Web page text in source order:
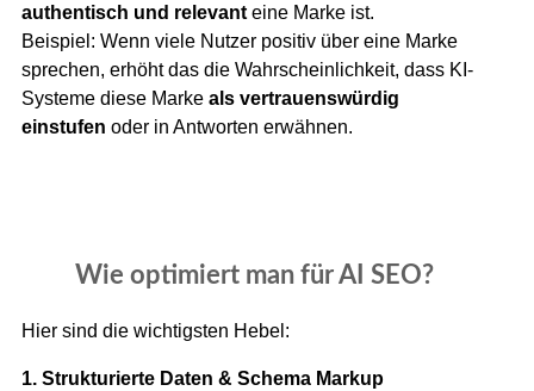
authentisch und relevanteine Marke ist.
Beispiel: Wenn viele Nutzer positiv über eine Marke
sprechen, erhöht das die Wahrscheinlichkeit, dass KI-
Systeme diese Marke als vertrauenswürdig
einstufen oder in Antworten erwähnen.
Wie optimiert man für AI SEO?
Hier sind die wichtigsten Hebel:
1. Strukturierte Daten & Schema Markup